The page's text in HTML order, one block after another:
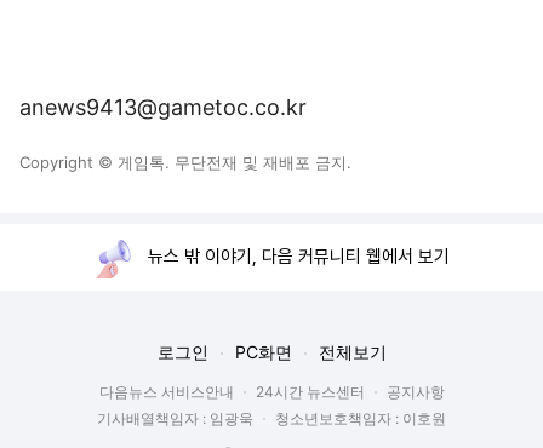
anews9413@gametoc.co.kr
Copyright © 게임톡. 무단전재 및 재배포 금지.
뉴스 밖 이야기, 다음 커뮤니티 웹에서 보기
로그인 PC화면 전체보기
다음뉴스 서비스안내 24시간 뉴스센터
공지사항
기사배열책임자 : 임광욱
청소년보호책임자 : 이호원